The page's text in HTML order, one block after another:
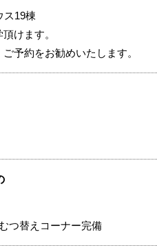
ス19棟
けます。
予約をお勧めいたします。
つ替えコーナー完備